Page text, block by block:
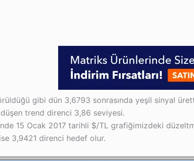
gibi dün 3,6793 sonrasında yeşil sinyal
trend direnci 3,86 seviyesi.
15 Ocak 2017 tarihli $/TL grafiğimizdeki
3,9421 direnci hedef olur.